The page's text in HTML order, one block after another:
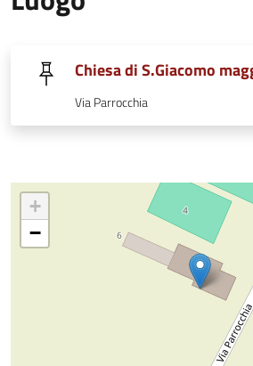
Chiesa di S.Giacomo
Via Parrocchia
+
−